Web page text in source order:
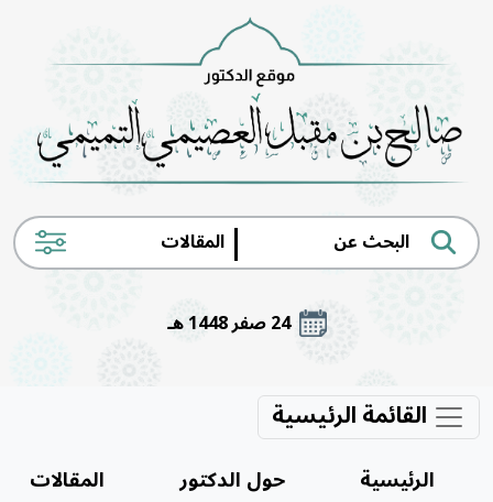
|
24 صفر 1448 هـ
القائمة الرئيسية
الرئيسية حول الدكتور
المقالات